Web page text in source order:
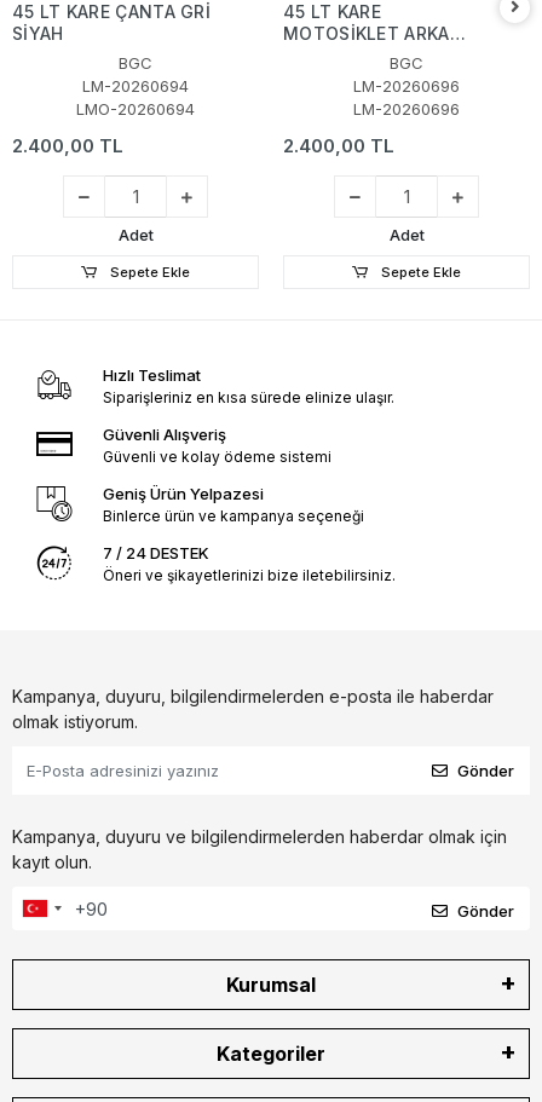
45 LT KARE ÇANTA GRİ
SİYAH
BGC
LM-20260694
LMO-20260694
2.400,00 TL
Adet
Sepete Ekle
45 LT KARE
MOTOSİKLET ARKA
ÇANTA SİYAHBGC
LM-20260696
LM-20260696
2.400,00 TL
Adet
Sepete Ekle
Hızlı Teslimat
Siparişleriniz en kısa sürede elinize ulaşır.
Güvenli Alışveriş
Güvenli ve kolay ödeme sistemi
Geniş Ürün Yelpazesi
Binlerce ürün ve kampanya seçeneği
7 / 24 DESTEK
Öneri ve şikayetlerinizi bize iletebilirsiniz.
Kampanya, duyuru, bilgilendirmelerden e-posta ile haberdar
olmak istiyorum.
Gönder
Kampanya, duyuru ve bilgilendirmelerden haberdar olmak için
kayıt olun.
Gönder
Kurumsal
Kategoriler